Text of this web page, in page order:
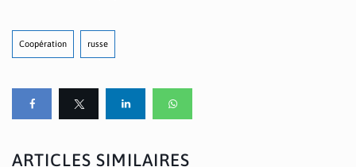
Coopération russe
ARTICLES SIMILAIRES